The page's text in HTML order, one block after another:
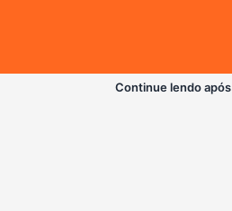
Continue lendo